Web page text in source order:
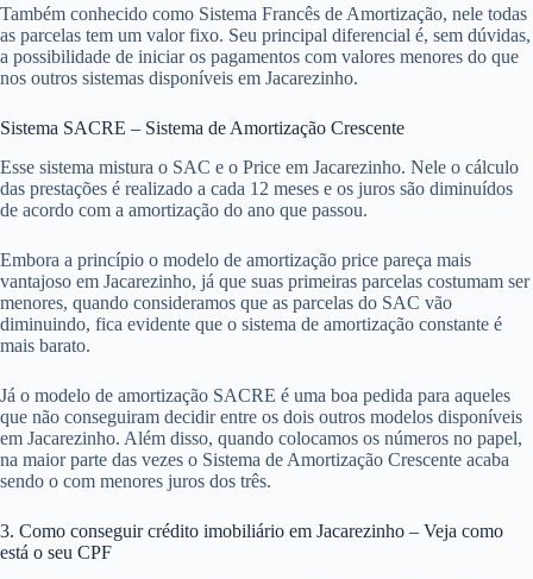
Também conhecido como Sistema Francês de Amortização, nele todas
as parcelas tem um valor fixo. Seu principal diferencial é, sem dúvidas,
a possibilidade de iniciar os pagamentos com valores menores do que
nos outros sistemas disponíveis em Jacarezinho.
Sistema SACRE – Sistema de Amortização Crescente
Esse sistema mistura o SAC e o Price em Jacarezinho. Nele o cálculo
das prestações é realizado a cada 12 meses e os juros são diminuídos
de acordo com a amortização do ano que passou.
Embora a princípio o modelo de amortização price pareça mais
vantajoso em Jacarezinho, já que suas primeiras parcelas costumam ser
menores, quando consideramos que as parcelas do SAC vão
diminuindo, fica evidente que o sistema de amortização constante é
mais barato.
Já o modelo de amortização SACRE é uma boa pedida para aqueles
que não conseguiram decidir entre os dois outros modelos disponíveis
em Jacarezinho. Além disso, quando colocamos os números no papel,
na maior parte das vezes o Sistema de Amortização Crescente acaba
sendo o com menores juros dos três.
3. Como conseguir crédito imobiliário em Jacarezinho – Veja como
está o seu CPF